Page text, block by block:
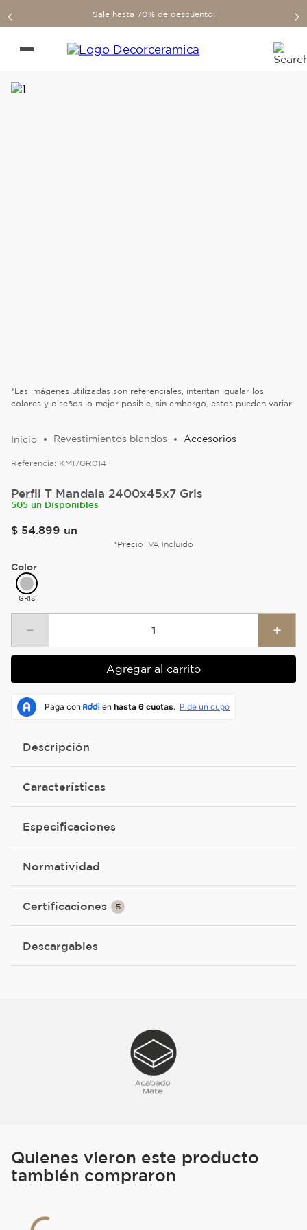
Sale hasta 70% de descuento!
*Las imágenes utilizadas son referenciales, intentan igualar los
colores y diseños lo mejor posible, sin embargo, estos pueden variar
Revestimientos blandos Accesorios
Referencia: KM17GR014
Perfil T Mandala 2400x45x7 Gris
505 un Disponibles
$ 54.899 un
*Precio IVA incluido
Color
GRIS
＋
－
Agregar al carrito
Descripción
Características
Especificaciones
Normatividad
Certificaciones 5
Descargables
Quienes vieron este producto
también compraron